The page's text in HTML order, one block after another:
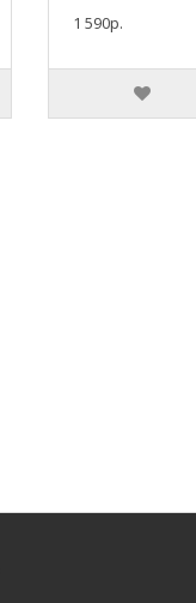
1 590р.